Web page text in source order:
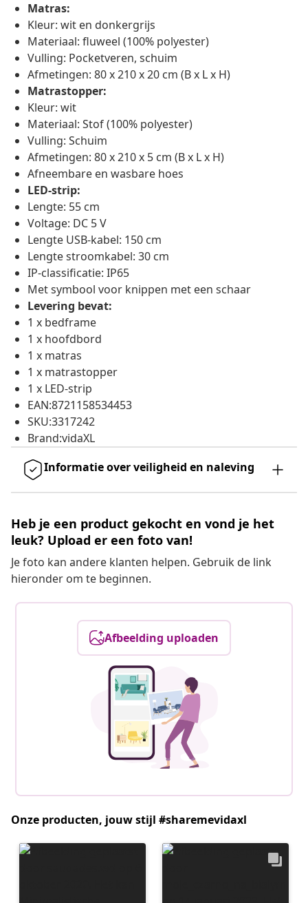
Matras:
Kleur: wit en donkergrijs
Materiaal: fluweel (100% polyester)
Vulling: Pocketveren, schuim
Afmetingen: 80 x 210 x 20 cm (B x L x H)
Matrastopper:
Kleur: wit
Materiaal: Stof (100% polyester)
Vulling: Schuim
Afmetingen: 80 x 210 x 5 cm (B x L x H)
Afneembare en wasbare hoes
LED-strip:
Lengte: 55 cm
Voltage: DC 5 V
Lengte USB-kabel: 150 cm
Lengte stroomkabel: 30 cm
IP-classificatie: IP65
Met symbool voor knippen met een schaar
Levering bevat:
1 x bedframe
1 x hoofdbord
1 x matras
1 x matrastopper
1 x LED-strip
EAN:8721158534453
SKU:3317242
Brand:vidaXL
Informatie over veiligheid en naleving
Heb je een product gekocht en vond je het
leuk? Upload er een foto van!
Je foto kan andere klanten helpen. Gebruik de link
hieronder om te beginnen.
Afbeelding uploaden
Onze producten, jouw stijl #sharemevidaxl